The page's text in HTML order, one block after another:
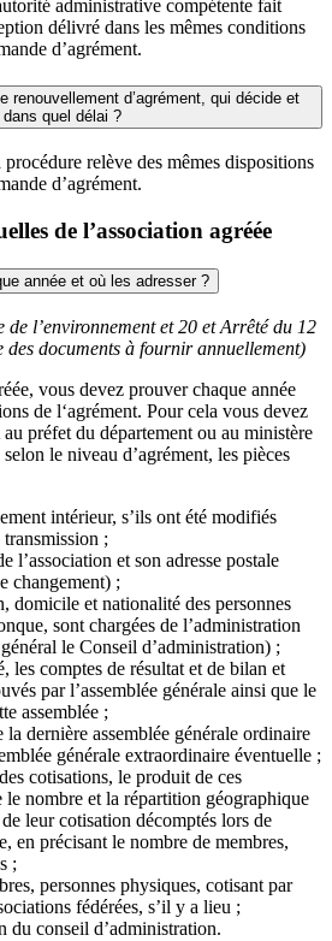
administrative compétente fait
délivré dans les mêmes conditions
d’agrément.
renouvellement d’agrément, qui décide et
dans quel délai ?
relève des mêmes dispositions
d’agrément.
de l’association agréée
année et où les adresser ?
l’environnement et 20 et Arrêté du 12
documents à fournir annuellement)
vous devez prouver chaque année
de l‘agrément. Pour cela vous devez
au préfet du département ou au ministère
le niveau d’agrément, les pièces
intérieur, s’ils ont été modifiés
;
l’association et son adresse postale
changement) ;
domicile et nationalité des personnes
sont chargées de l’administration
le Conseil d’administration) ;
les comptes de résultat et de bilan et
par l’assemblée générale ainsi que le
assemblée ;
dernière assemblée générale ordinaire
générale extraordinaire éventuelle ;
cotisations, le produit de ces
le nombre et la répartition géographique
leur cotisation décomptés lors de
en précisant le nombre de membres,
;
personnes physiques, cotisant par
fédérées, s’il y a lieu ;
du conseil d’administration.